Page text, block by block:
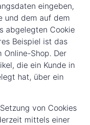
eingeben,
und dem auf dem
abgelegten Cookie
Beispiel ist das
Online-Shop. Der
die ein Kunde in
hat, über ein
von Cookies
mittels einer